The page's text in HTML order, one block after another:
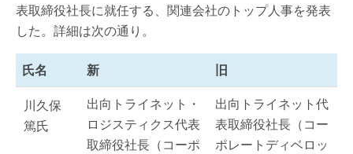
表取締役社長に就任する、関連会社のトップ人事を発表
した。詳細は次の通り。
氏名 新
旧
川久保
篤氏
出向トライネット・
ロジスティクス代表
取締役社長（コーポ
出向トライネット代
表取締役社長（コー
ポレートディベロッ